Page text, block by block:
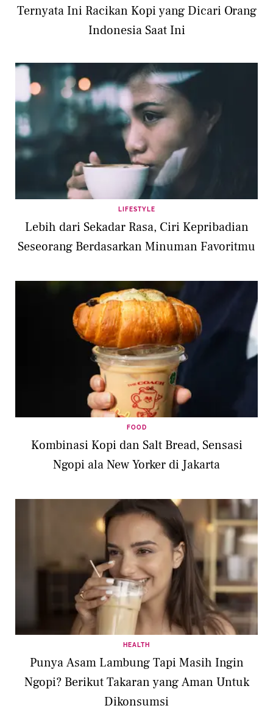
Ternyata Ini Racikan Kopi yang Dicari Orang
Indonesia Saat Ini
LIFESTYLE
Lebih dari Sekadar Rasa, Ciri Kepribadian
Seseorang Berdasarkan Minuman Favoritmu
FOOD
Kombinasi Kopi dan Salt Bread, Sensasi
Ngopi ala New Yorker di Jakarta
HEALTH
Punya Asam Lambung Tapi Masih Ingin
Ngopi? Berikut Takaran yang Aman Untuk
Dikonsumsi